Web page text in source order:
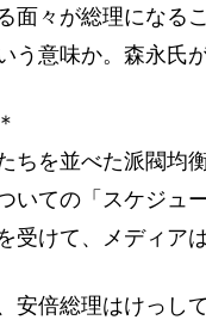
面々が総理になる
う意味か。森永氏
ちを並べた派閥均
いての「スケジュ
受けて、メディア
安倍総理はけっし